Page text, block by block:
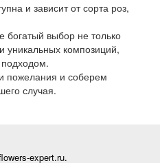
и зависит от сорта роз,
богатый выбор не только
уникальных композиций,
пожелания и соберем
случая.
expert.ru.